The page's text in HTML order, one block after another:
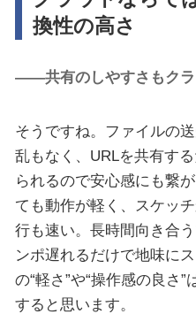
換性の高さ
――共有のしやすさもクラ
そうですね。ファイルの
乱もなく、URLを共有す
られるので安心感にも繋
ても動作が軽く、スケッ
行も速い。長時間向き合
ンポ遅れるだけで地味に
の“軽さ”や“操作感の良さ
すると思います。